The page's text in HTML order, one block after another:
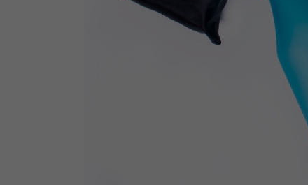
Jakie masz prawa w
Masz między innymi prawo do
także wycofać zgodę na
Jakie są podstawy prawne
Każde przetwarzanie Twoich
Podstawą prawną
analizowania ich i